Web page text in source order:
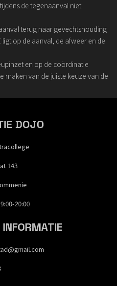
de tegenaanval niet
terug naar gevechtshouding
ligt op de aanval, de afweer en de
en op de coördinatie
maken van de juiste keuze van de
DOJO
143
20:00